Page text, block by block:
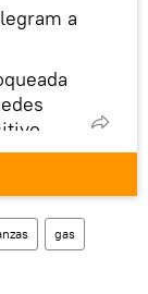
a
gas